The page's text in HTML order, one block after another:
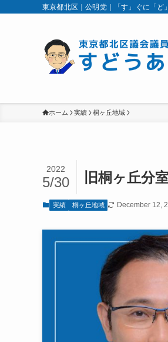
東京都北区｜公明党｜「す」ぐに「ど
ホーム 実績 桐ヶ丘地域
旧桐ヶ丘分
2022
5/30
実績 桐ヶ丘地域 December 12,